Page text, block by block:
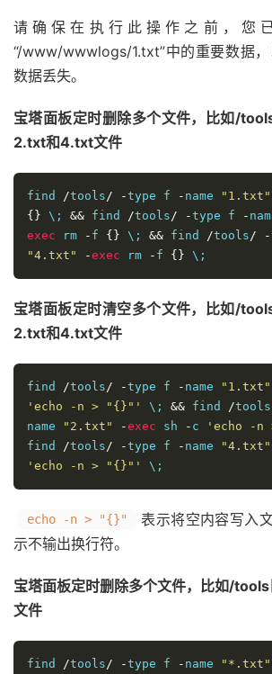
请确保在执行此操作之前，您
“/www/wwwlogs/1.txt”中的重要数据
数据丢失。
宝塔面板定时删除多个文件，比如/
2.txt和4.txt文件
find /tools/ -type f - name "1.txt"
{} \; && find /tools/ -type f -
exec rm - f {} \; && find /tools/ -
"4.txt"
-exec rm - f {} \;
宝塔面板定时清空多个文件，比如/
2.txt和4.txt文件
find /tools/ -type f - name "1.txt"
'echo -n > "{}"'
\; && find /tools
name
"2.txt" -exec sh - c 'echo -
find /tools/ -type f - name "4.txt"
'echo -n > "{}"'
\;
echo -n > "{}" 表示将空内容写入文
示不输出换行符。
宝塔面板定时删除多个文件，比如/
文件
find /tools/ -type f - name "*.txt"